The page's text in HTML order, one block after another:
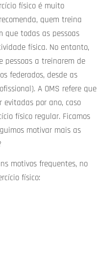
físico é muito
quem treina
que todas as pessoas
física. No entanto,
pessoas a treinarem de
federados, desde as
A OMS refere que
evitadas por ano, caso
físico regular. Ficamos
motivar mais as
motivos frequentes, no
físico: